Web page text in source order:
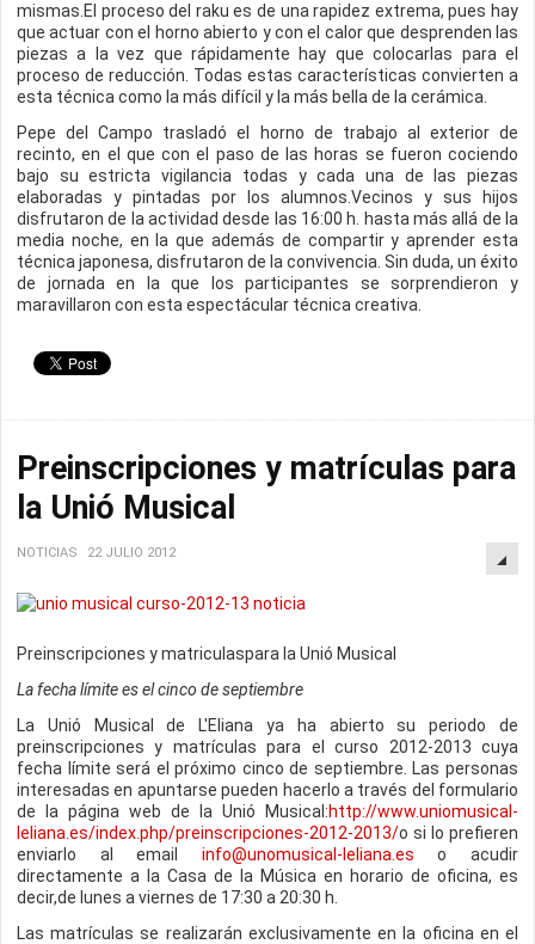
mismas.El proceso del raku es de una rapidez extrema, pues hay
que actuar con el horno abierto y con el calor que desprenden las
piezas a la vez que rápidamente hay que colocarlas para el
proceso de reducción. Todas estas características convierten a
esta técnica como la más difícil y la más bella de la cerámica.
Pepe del Campo trasladó el horno de trabajo al exterior de
recinto, en el que con el paso de las horas se fueron cociendo
bajo su estricta vigilancia todas y cada una de las piezas
elaboradas y pintadas por los alumnos.Vecinos y sus hijos
disfrutaron de la actividad desde las 16:00 h. hasta más allá de la
media noche, en la que además de compartir y aprender esta
técnica japonesa, disfrutaron de la convivencia. Sin duda, un éxito
de jornada en la que los participantes se sorprendieron y
maravillaron con esta espectácular técnica creativa.
Preinscripciones y matrículas para
la Unió Musical
NOTICIAS 22 JULIO 2012
Preinscripciones y matriculaspara la Unió Musical
La fecha límite es el cinco de septiembre
La Unió Musical de L'Eliana ya ha abierto su periodo de
preinscripciones y matrículas para el curso 2012-2013 cuya
fecha límite será el próximo cinco de septiembre. Las personas
interesadas en apuntarse pueden hacerlo a través del formulario
de la página web de la Unió Musical:http://www.uniomusical-
leliana.es/index.php/preinscripciones-2012-2013/o si lo prefieren
enviarlo al email info@unomusical-leliana.es o acudir
directamente a la Casa de la Música en horario de oficina, es
decir,de lunes a viernes de 17:30 a 20:30 h.
Las matrículas se realizarán exclusivamente en la oficina en el